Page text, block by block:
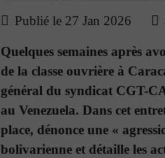
Publié le 27 Jan 2026
Quelques semaines après
de la classe ouvrière à
général du syndicat CGT-
au Venezuela. Dans cet
place, dénonce une «
bolivarienne et détaille les